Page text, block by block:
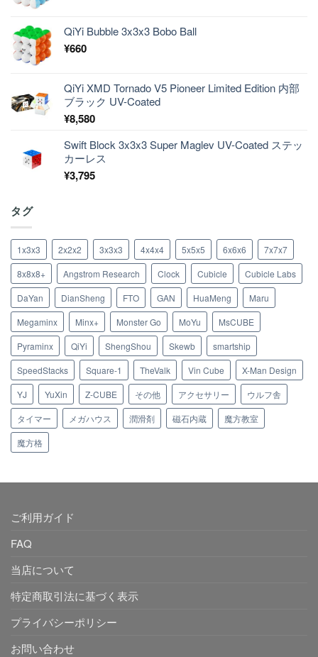
QiYi Bubble 3x3x3 Bobo Ball
¥660
QiYi XMD Tornado V5 Pioneer Limited Edition 内部
ブラック UV-Coated
¥8,580
Swift Block 3x3x3 Super Maglev UV-Coated ステッ
カーレス
¥3,795
タグ
1x3x3 2x2x2 3x3x3 4x4x4 5x5x5 6x6x6
7x7x7
8x8x8+
Angstrom Research Clock Cubicle
Cubicle Labs
DaYan
DianSheng FTO GAN HuaMeng
Maru
Megaminx
Minx+ Monster Go MoYu
MsCUBE
Pyraminx
QiYi ShengShou Skewb
smartship
SpeedStacks
Square-1 TheValk Vin Cube
X-Man Design
YJ
YuXin Z-CUBE その他 アクセサリー
ウルフ舎
タイマー
メガハウス 潤滑剤 磁石内蔵
魔方教室
魔方格
ご利用ガイド
FAQ
当店について
特定商取引法に基づく表示
プライバシーポリシー
お問い合わせ